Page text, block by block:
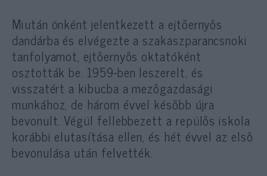
Miután önként jelentkezett a ejtőernyős
dandárba és elvégezte a szakaszparancsnoki
tanfolyamot, ejtőernyős oktatóként
osztották be. 1959-ben leszerelt, és
visszatért a kibucba a mezőgazdasági
munkához, de három évvel később újra
bevonult. Végül fellebbezett a repülős iskola
korábbi elutasítása ellen, és hét évvel az első
bevonulása után felvették.